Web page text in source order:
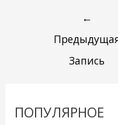
←
Запись
ПОПУЛЯРНОЕ